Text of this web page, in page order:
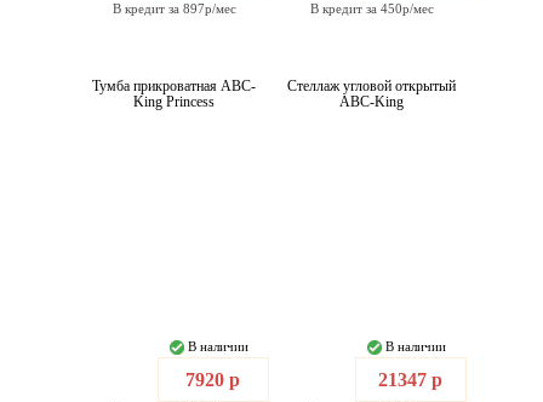
В кредит за 897р/мес В кредит за 450р/мес
Тумба прикроватная ABC-
King Princess
В наличии
7920 р
Стеллаж угловой открытый
ABC-King
В наличии
21347 р